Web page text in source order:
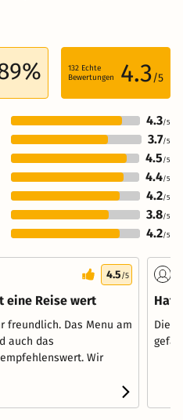
132 Echte
Bewertungen
4.3/5
4.3/5
3.7/5
4.5 /5
4.4/5
4.2/5
3.8/5
4.2/5
4.5/5
eine Reise wert
freundlich. Das Menu am
auch das
Wir
Hat
Die